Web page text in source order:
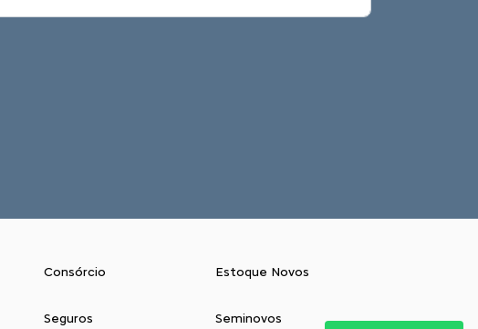
Consórcio
Seguros
Estoque Novos
Seminovos